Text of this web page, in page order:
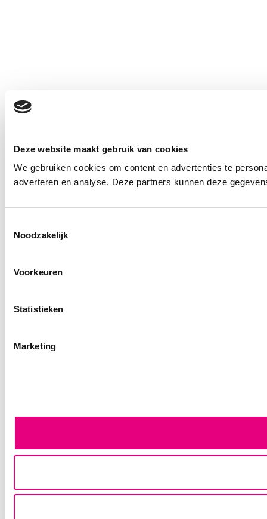
Deze website maakt gebruik van cookies
We gebruiken cookies om content en advertenties te
adverteren en analyse. Deze partners kunnen deze
Noodzakelijk
Voorkeuren
Statistieken
Marketing